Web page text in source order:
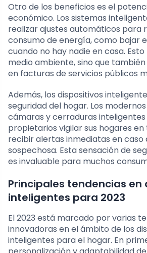
Otro de los beneficios es el
económico. Los sistemas
realizar ajustes automáticos para
consumo de energía, como bajar
cuando no hay nadie en casa.
medio ambiente, sino que
en facturas de servicios públicos
Además, los dispositivos
seguridad del hogar. Los
cámaras y cerraduras
propietarios vigilar sus hogares
recibir alertas inmediatas en caso
sospechosa. Esta sensación de
es invaluable para muchos
Principales tendencias en
inteligentes para 2023
El 2023 está marcado por varias
innovadoras en el ámbito de los
inteligentes para el hogar. En